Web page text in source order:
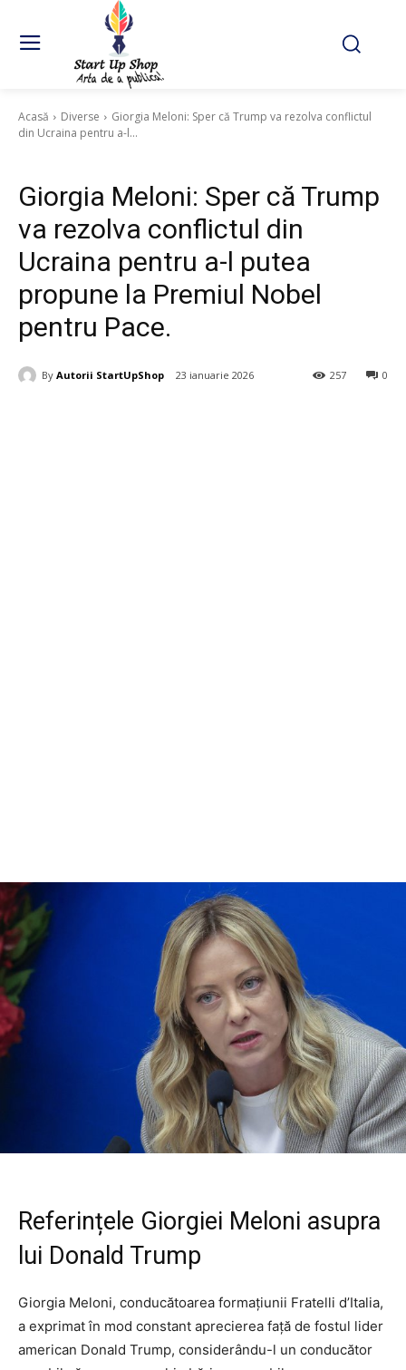
Acasă Diverse
Giorgia Meloni: Sper că Trump va rezolva conflictul
din Ucraina pentru a-l...
Giorgia Meloni: Sper că Trump
va rezolva conflictul din
Ucraina pentru a-l putea
propune la Premiul Nobel
pentru Pace.
By Autorii StartUpShop 23 ianuarie 2026 0
257
Referințele Giorgiei Meloni asupra
lui Donald Trump
Giorgia Meloni, conducătoarea formațiunii Fratelli d’Italia,
a exprimat în mod constant aprecierea față de fostul lider
american Donald Trump, considerându-l un conducător